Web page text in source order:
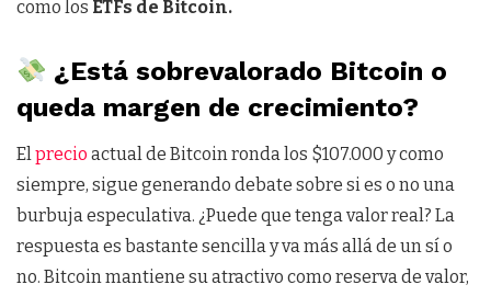
como los ETFs de Bitcoin.
¿Está sobrevalorado Bitcoin o
queda margen de crecimiento?
Elprecio actual de Bitcoin ronda los $107.000 y como
siempre, sigue generando debate sobre si es o no una
burbuja especulativa. ¿Puede que tenga valor real? La
respuesta es bastante sencilla y va más allá de un sí o
no. Bitcoin mantiene su atractivo como reserva de valor,